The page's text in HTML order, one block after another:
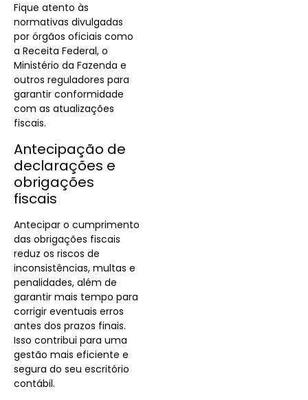
Fique atento às
normativas divulgadas
por órgãos oficiais como
a Receita Federal, o
Ministério da Fazenda e
outros reguladores para
garantir conformidade
com as atualizações
fiscais.
Antecipação de
declarações e
obrigações
fiscais
Antecipar o cumprimento
das obrigações fiscais
reduz os riscos de
inconsistências, multas e
penalidades, além de
garantir mais tempo para
corrigir eventuais erros
antes dos prazos finais.
Isso contribui para uma
gestão mais eficiente e
segura do seu escritório
contábil.